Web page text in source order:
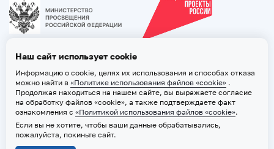
2026 © ТВГМУ. Все права защищены
Политика обработки персональных данных
Наш сайт использует cookie
Информацию о cookie, целях их использования и способах отказа
можно найти в «Политике использования файлов «cookie» .
Продолжая находиться на нашем сайте, вы выражаете согласие
на обработку файлов «cookie», а также подтверждаете факт
ознакомления с «Политикой использования файлов «cookie».
Если вы не хотите, чтобы ваши данные обрабатывались,
пожалуйста, покиньте сайт.